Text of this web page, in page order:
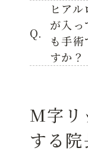
Q.
ヒア
が入
も手
すか？
M字リ
する